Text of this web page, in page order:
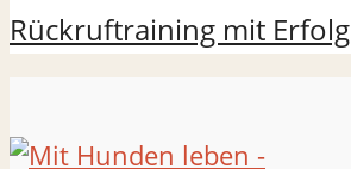
Rückruftraining mit Erfolg